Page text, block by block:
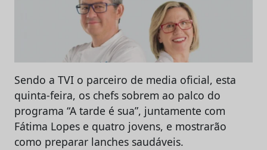
Sendo a TVI o parceiro de media oficial, esta
quinta-feira, os chefs sobrem ao palco do
programa “A tarde é sua”, juntamente com
Fátima Lopes e quatro jovens, e mostrarão
como preparar lanches saudáveis.